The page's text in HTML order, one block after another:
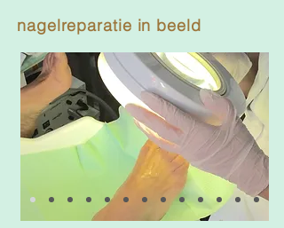
nagelreparatie in beeld